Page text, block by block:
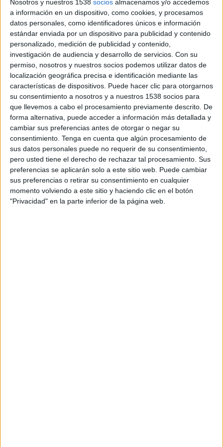
Nosotros y nuestros 1538 socios almacenamos y/o accedemos
a información en un dispositivo, como cookies, y procesamos
datos personales, como identificadores únicos e información
estándar enviada por un dispositivo para publicidad y contenido
personalizado, medición de publicidad y contenido,
investigación de audiencia y desarrollo de servicios. Con su
permiso, nosotros y nuestros socios podemos utilizar datos de
localización geográfica precisa e identificación mediante las
características de dispositivos. Puede hacer clic para otorgarnos
su consentimiento a nosotros y a nuestros 1538 socios para
que llevemos a cabo el procesamiento previamente descrito. De
forma alternativa, puede acceder a información más detallada y
cambiar sus preferencias antes de otorgar o negar su
consentimiento. Tenga en cuenta que algún procesamiento de
sus datos personales puede no requerir de su consentimiento,
pero usted tiene el derecho de rechazar tal procesamiento. Sus
preferencias se aplicarán solo a este sitio web. Puede cambiar
sus preferencias o retirar su consentimiento en cualquier
momento volviendo a este sitio y haciendo clic en el botón
"Privacidad" en la parte inferior de la página web.
coronavirus era moderat, també és cert que
dins aquest escalat, el territori se situava a la
banda alta. A més, l'alcaldessa de Girona va fer
un toc d'atenció a la ciutadania, perquè n'hi
havia molts que no es prenien seriosament la
desescalada, se saltaven les prohibicions i
buscaven com aprofitar les franges horàries per
sortir diferents cops al dia al carrer.
Avui, després que el Departament de Salut hagi
decidit elevar la proposta a Sanitat perquè, ara
sí, Girona entri en fase 1 el proper 18 de maig,
l'alcaldessa diu que se sent "satisfeta" de veure
com les dades han millorat.